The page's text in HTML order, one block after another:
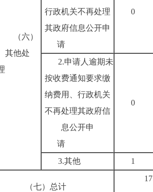
（六）
其他处
行政机关不再处理
其政府信息公开申
请
2.申请人逾期未
按收费通知要求缴
纳费用、行政机关
不再处理其政府信
息公开申
请
3.其他
（七）总计